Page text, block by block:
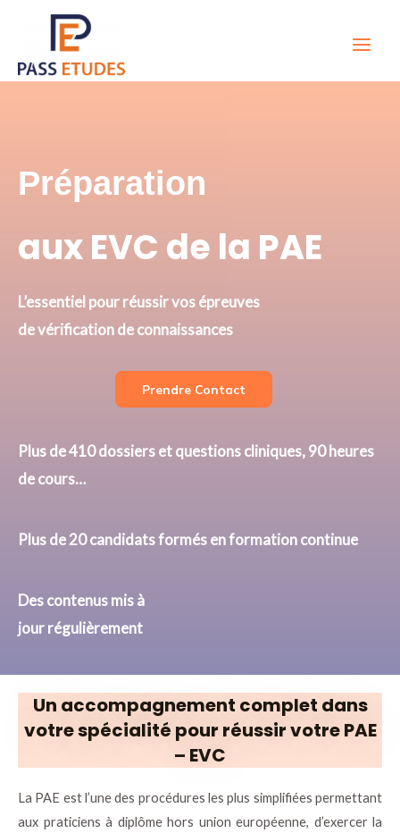
contenu
Menu
Préparation
aux EVC de la PAE
L’essentiel pour réussir vos épreuves
de vérification de connaissances
Prendre Contact
Plus de 410 dossiers et questions cliniques, 90 heures
de cours…
Plus de 20 candidats formés en formation continue
Des contenus mis à
jourrégulièrement
Un accompagnement complet dans
votre spécialité pour réussir votre PAE
– EVC
La PAE est l’une des procédures les plus simplifiées permettant
aux praticiens à diplôme hors union européenne, d’exercer la